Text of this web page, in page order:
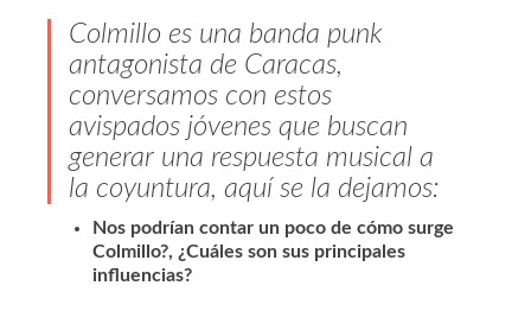
Colmillo es una banda punk
antagonista de Caracas,
conversamos con estos
avispados jóvenes que buscan
generar una respuesta musical a
la coyuntura, aquí se la dejamos:
Nos podrían contar un poco de cómo surge
Colmillo?, ¿Cuáles son sus principales
influencias?